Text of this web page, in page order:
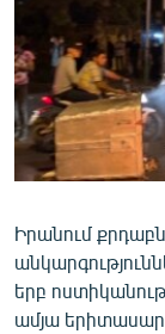
ՄՇԱԿՈՒՅԹ
ՍՊՈՐՏ
ՏՏ ԵՒ ԻՆՏԵՐՆԵՏ
ԱՐԽԻՎ
ՏԵՍԱՆՅՈՒԹԵՐ
ԲԱՆԱՎԵՃ
Իրանում
երբ
ամյա